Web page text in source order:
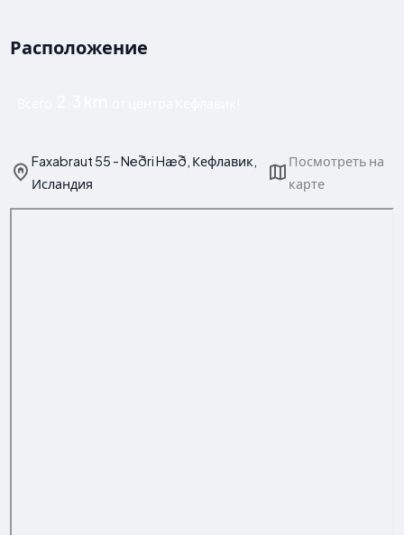
Расположение
Faxabraut 55 - Neðri Hæð, Кефлавик,
Исландия
Посмотреть на
карте